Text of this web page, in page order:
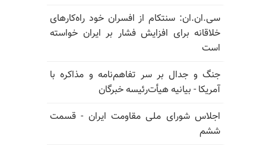
سی.ان.ان: سنتکام از افسران خود راه‌کارهای
خلاقانه برای افزایش فشار بر ایران خواسته
است
جنگ و جدال بر سر تفاهم‌نامه و مذاکره با
آمریکا - بیانیه هیأت‌رئیسه خبرگان
اجلاس شورای ملی مقاومت ایران - قسمت
ششم